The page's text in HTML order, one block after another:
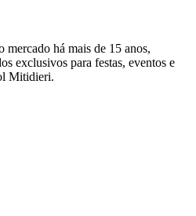
há mais de 15 anos,
exclusivos para festas, eventos e
Mitidieri.